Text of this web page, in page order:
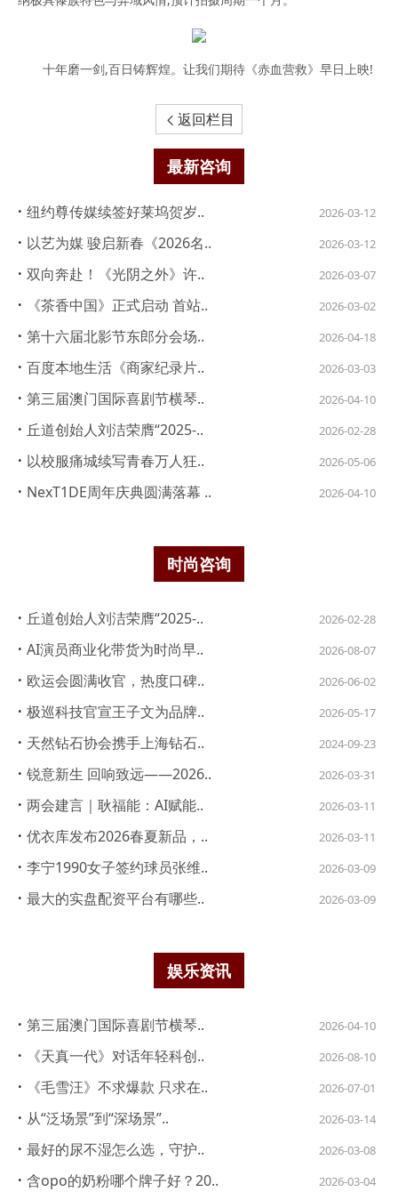
十年磨一剑,百日铸辉煌。让我们期待《赤血营救》早日上映!
 返回栏目
最新咨询
· 纽约尊传媒续签好莱坞贺岁.. 2026-03-12
· 以艺为媒 骏启新春《2026名.. 2026-03-12
· 双向奔赴！《光阴之外》许.. 2026-03-07
· 《茶香中国》正式启动 首站.. 2026-03-02
· 第十六届北影节东郎分会场.. 2026-04-18
· 百度本地生活《商家纪录片.. 2026-03-03
· 第三届澳门国际喜剧节横琴.. 2026-04-10
· 丘道创始人刘洁荣膺“2025-.. 2026-02-28
· 以校服痛城续写青春万人狂.. 2026-05-06
· NexT1DE周年庆典圆满落幕 .. 2026-04-10
时尚咨询
· 丘道创始人刘洁荣膺“2025-.. 2026-02-28
· AI演员商业化带货为时尚早.. 2026-08-07
· 欧运会圆满收官，热度口碑.. 2026-06-02
· 极巡科技官宣王子文为品牌.. 2026-05-17
· 天然钻石协会携手上海钻石.. 2024-09-23
· 锐意新生 回响致远——2026.. 2026-03-31
· 两会建言｜耿福能：AI赋能.. 2026-03-11
· 优衣库发布2026春夏新品，.. 2026-03-11
· 李宁1990女子签约球员张维.. 2026-03-09
· 最大的实盘配资平台有哪些.. 2026-03-09
娱乐资讯
· 第三届澳门国际喜剧节横琴.. 2026-04-10
· 《天真一代》对话年轻科创.. 2026-08-10
· 《毛雪汪》不求爆款 只求在.. 2026-07-01
· 从“泛场景”到“深场景”.. 2026-03-14
· 最好的尿不湿怎么选，守护.. 2026-03-08
· 含opo的奶粉哪个牌子好？20.. 2026-03-04